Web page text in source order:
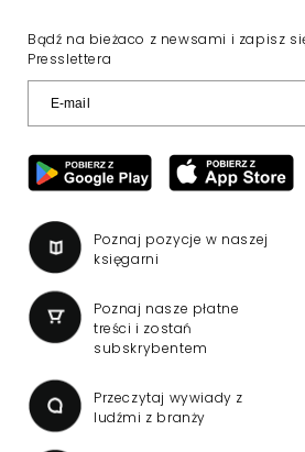
Bądź na bieżaco z newsami i zapisz
Presslettera
Poznaj pozycje w naszej
księgarni
Poznaj nasze płatne
treści i zostań
subskrybentem
Przeczytaj wywiady z
ludźmi z branży